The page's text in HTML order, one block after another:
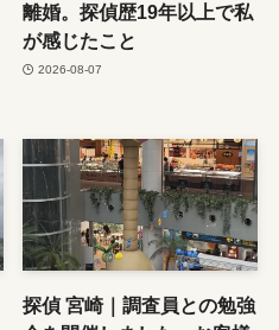
離婚。探偵歴19年以上で私
が感じたこと
2026-08-07
探偵 宮崎｜調査員との勉強